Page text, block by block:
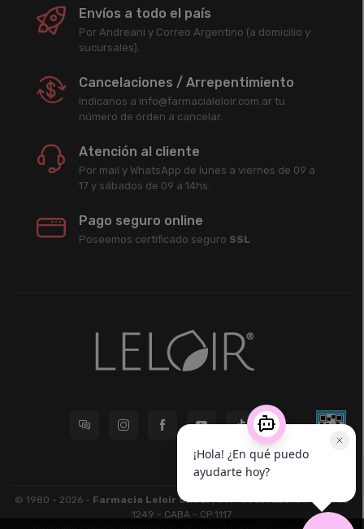
Envíos a todo el país
Por Andreani y Correo Argentino (a domicilio y
sucursales).
Cancelaciones / Arrepentimiento
Indicanos a info@farmacialeloir.com.ar tu
número de órden a cancelar.
Atención al cliente
Por mail y WhatsApp de lunes a viernes de 09 a
17 y sábados de 09 a 14hs.
Pago seguro online
Poseemos certificado seguro SSL
© 1980 - 2026 - Farmacia Leloir S.R.L.| CUIT 33609220789 - Larrea
1249 - CABA - CP 1117